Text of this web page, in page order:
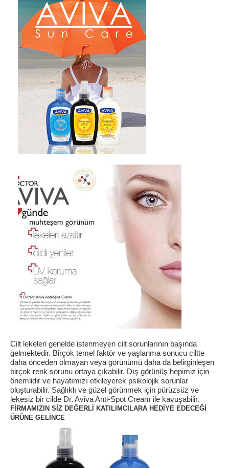
Cilt lekeleri genelde istenmeyen cilt sorunlarının başında
gelmektedir. Birçok temel faktör ve yaşlanma sonucu ciltte
daha önceden olmayan veya görünümü daha da belirginleşen
birçok renk sorunu ortaya çıkabilir. Dış görünüş hepimiz için
önemlidir ve hayatımızı etkileyerek psikolojik sorunlar
oluşturabilir. Sağlıklı ve güzel görünmek için pürüzsüz ve
lekesiz bir cilde Dr. Aviva Anti-Spot Cream ile kavuşabilir.
FİRMAMIZIN SİZ DEĞERLİ KATILIMCILARA HEDİYE EDECEĞİ
ÜRÜNE GELİNCE